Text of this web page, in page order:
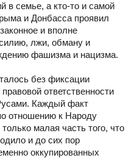
в семье, а кто-то и самой
и Донбасса проявил
и вполне
лжи, обману и
фашизма и нацизма.
без фиксации
ответственности
Каждый факт
отношению к Народу
малая часть того, что
и до сих пор
оккупированных